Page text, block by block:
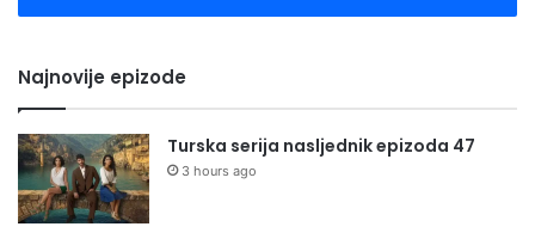
Najnovije epizode
Turska serija nasljednik epizoda 47
3 hours ago